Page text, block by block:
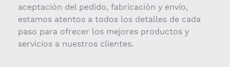
aceptación del pedido, fabricación y envío,
estamos atentos a todos los detalles de cada
paso para ofrecer los mejores productos y
servicios a nuestros clientes.